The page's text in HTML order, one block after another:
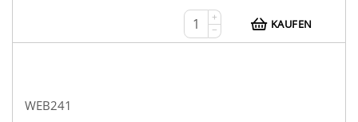
+
−
KAUFEN
WEB241